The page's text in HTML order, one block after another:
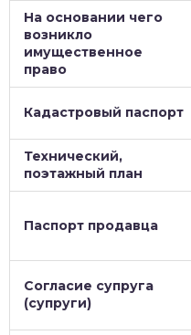
На основании чего
возникло
имущественное
право
Кадастровый паспорт
Технический,
поэтажный план
Паспорт продавца
Согласие супруга
(супруги)